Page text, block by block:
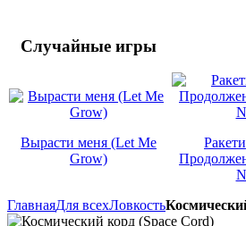
Случайные игры
Вырасти меня (Let Me
Grow)
ГлавнаяДля всехЛовкость